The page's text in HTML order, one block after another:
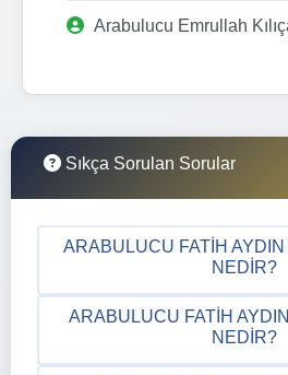
Arabulucu Emrullah
Sıkça Sorulan Sorular
ARABULUCU FATIH AYDIN
NEDIR?
ARABULUCU FATIH
NEDIR?